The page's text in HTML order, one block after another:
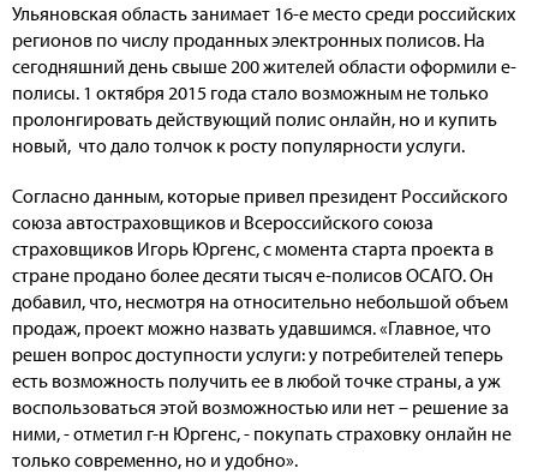
Ульяновская область занимает 16-е место среди российских
регионов по числу проданных электронных полисов. На
сегодняшний день свыше 200 жителей области оформили е-
полисы. 1 октября 2015 года стало возможным не только
пролонгировать действующий полис онлайн, но и купить
новый, что дало толчок к росту популярности услуги.
Согласно данным, которые привел президент Российского
союза автостраховщиков и Всероссийского союза
страховщиков Игорь Юргенс, с момента старта проекта в
стране продано более десяти тысяч е-полисов ОСАГО. Он
добавил, что, несмотря на относительно небольшой объем
продаж, проект можно назвать удавшимся. «Главное, что
решен вопрос доступности услуги: у потребителей теперь
есть возможность получить ее в любой точке страны, а уж
воспользоваться этой возможностью или нет – решение за
ними, - отметил г-н Юргенс, - покупать страховку онлайн не
только современно, но и удобно».